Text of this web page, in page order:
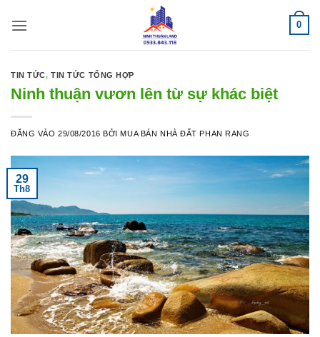
qua
0
TIN TỨC,TIN TỨC TỔNG HỢP
Ninh thuận vươn lên từ sự khác biệt
ĐĂNG VÀO29/08/2016 BỞI MUA BÁN NHÀ ĐẤT PHAN RANG
29
Th8